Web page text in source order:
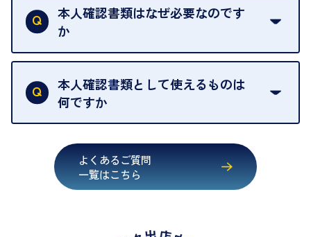
出張買取のお品物は、8日間保管しております。
取の場合は1点あたり数分程度が目安です。大量の
お品物の場合は、お時間をいただくことがございま
本人確認書類はなぜ必要なのです
か
買取店は古物営業法により、お客様のご本人確認を
行うことが義務付けられています。安心してお取引
いただくためにも、ご協力をお願いいたします。
本人確認書類として使えるものは
何ですか
・健康保険証確認書
・マイナンバーカード
・在留カード
よくあるご質問
一覧はこちら